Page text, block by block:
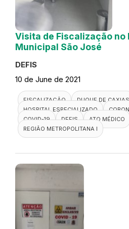
Visita de Fiscalização no
Municipal São José
DEFIS
10 de June de 2021
FISCALIZAÇÃO
DUQUE DE CAXIAS
HOSPITAL ESPECIALIZADO
COVID-19
DEFIS
ATO MÉDICO
REGIÃO METROPOLITANA I